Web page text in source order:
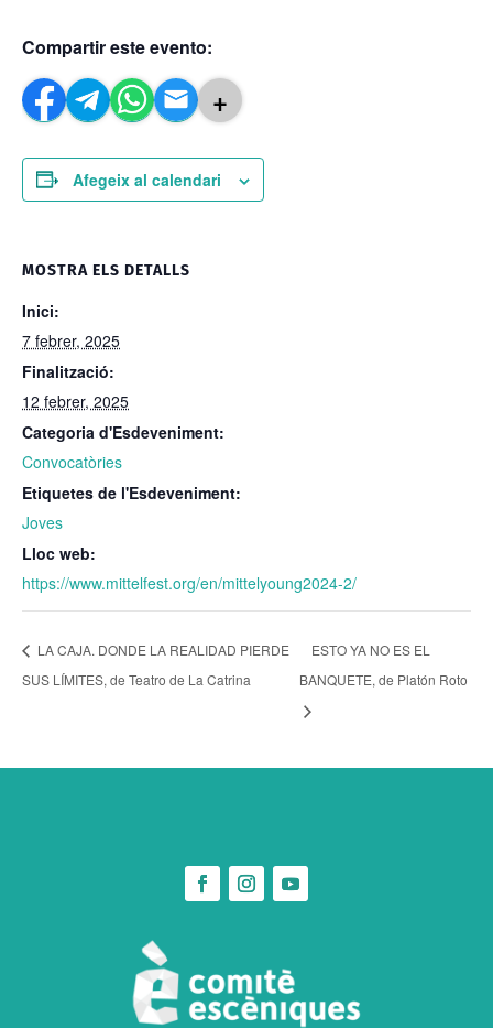
Compartir este evento:
+
Afegeix al calendari
MOSTRA ELS DETALLS
Inici:
7 febrer, 2025
Finalització:
12 febrer, 2025
Categoria d'Esdeveniment:
Convocatòries
Etiquetes de l'Esdeveniment:
Joves
Lloc web:
https://www.mittelfest.org/en/mittelyoung2024-2/
LA CAJA. DONDE LA REALIDAD PIERDE
SUS LÍMITES, de Teatro de La Catrina
ESTO YA NO ES EL
BANQUETE, de Platón Roto